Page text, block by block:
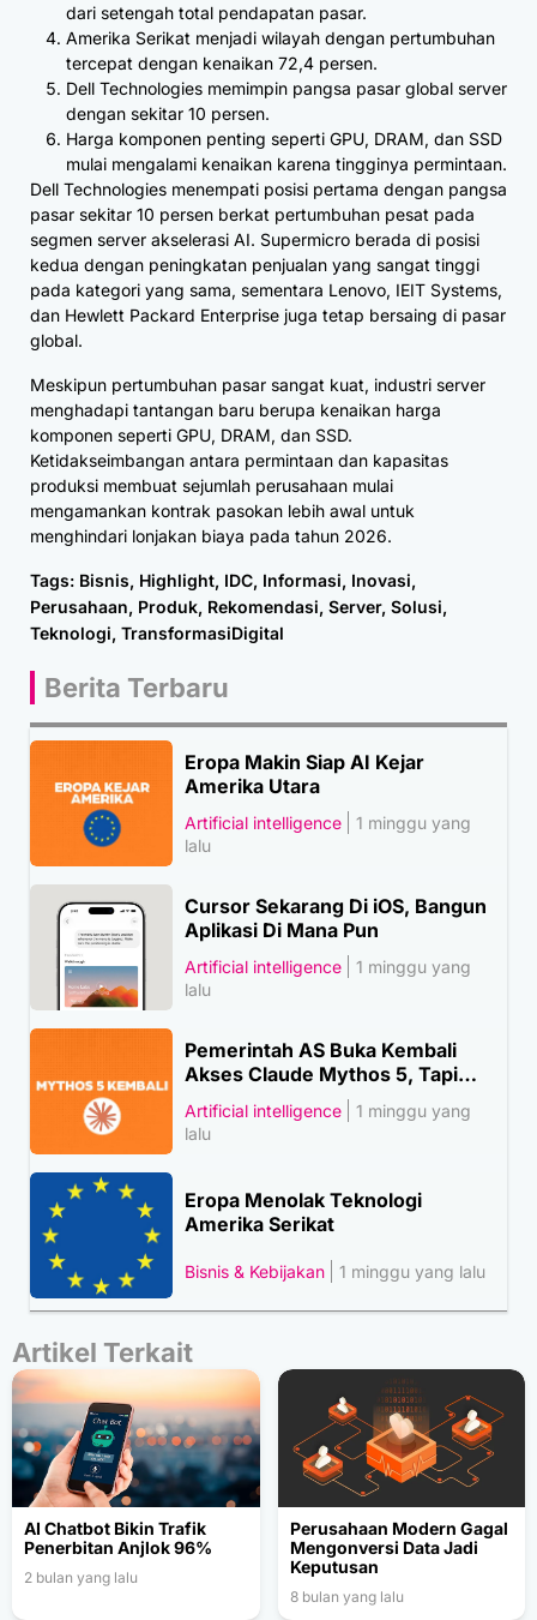
dari setengah total pendapatan pasar.
Amerika Serikat menjadi wilayah dengan pertumbuhan
tercepat dengan kenaikan 72,4 persen.
Dell Technologies memimpin pangsa pasar global server
dengan sekitar 10 persen.
Harga komponen penting seperti GPU, DRAM, dan SSD
mulai mengalami kenaikan karena tingginya permintaan.
Dell Technologies menempati posisi pertama dengan pangsa
pasar sekitar 10 persen berkat pertumbuhan pesat pada
segmen server akselerasi AI. Supermicro berada di posisi
kedua dengan peningkatan penjualan yang sangat tinggi
pada kategori yang sama, sementara Lenovo, IEIT Systems,
dan Hewlett Packard Enterprise juga tetap bersaing di pasar
global.
Meskipun pertumbuhan pasar sangat kuat, industri server
menghadapi tantangan baru berupa kenaikan harga
komponen seperti GPU, DRAM, dan SSD.
Ketidakseimbangan antara permintaan dan kapasitas
produksi membuat sejumlah perusahaan mulai
mengamankan kontrak pasokan lebih awal untuk
menghindari lonjakan biaya pada tahun 2026.
Tags: Bisnis, Highlight, IDC, Informasi, Inovasi,
Perusahaan, Produk, Rekomendasi, Server, Solusi,
Teknologi, TransformasiDigital
Berita Terbaru
Eropa Makin Siap AI Kejar
Amerika Utara
Artificial intelligence
1 minggu yang
lalu
Cursor Sekarang Di iOS, Bangun
Aplikasi Di Mana Pun
Artificial intelligence
1 minggu yang
lalu
Pemerintah AS Buka Kembali
Akses Claude Mythos 5, Tapi…
Artificial intelligence
1 minggu yang
lalu
Eropa Menolak Teknologi
Amerika Serikat
Bisnis & Kebijakan 1 minggu yang lalu
Artikel Terkait
AI Chatbot Bikin Trafik
Penerbitan Anjlok 96%
2 bulan yang lalu
Perusahaan Modern Gagal
Mengonversi Data Jadi
Keputusan
8 bulan yang lalu